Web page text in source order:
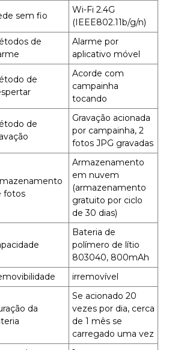
sem fio
Wi-Fi 2.4G
(IEEE802.11b/g/n)
de
Alarme por
aplicativo móvel
de
Acorde com
campainha
tocando
de
Gravação acionada
por campainha, 2
fotos JPG gravadas
fotos
Armazenamento
em nuvem
(armazenamento
gratuito por ciclo
de 30 dias)
Bateria de
polímero de lítio
803040, 800mAh
irremovível
da
Se acionado 20
vezes por dia, cerca
de 1 mês se
carregado uma vez